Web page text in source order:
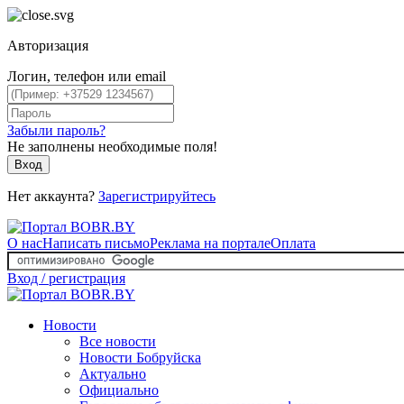
Авторизация
Логин, телефон или email
Забыли пароль?
Не заполнены необходимые поля!
Вход
Нет аккаунта? Зарегистрируйтесь
О насНаписать письмоРеклама на порталеОплата
Вход / регистрация
Новости
Все новости
Новости Бобруйска
Актуально
Официально